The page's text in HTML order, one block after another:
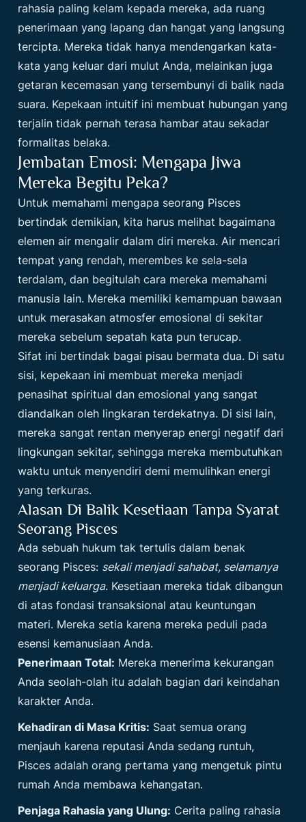
rahasia paling kelam kepada mereka, ada ruang
penerimaan yang lapang dan hangat yang langsung
tercipta. Mereka tidak hanya mendengarkan kata-
kata yang keluar dari mulut Anda, melainkan juga
getaran kecemasan yang tersembunyi di balik nada
suara. Kepekaan intuitif ini membuat hubungan yang
terjalin tidak pernah terasa hambar atau sekadar
formalitas belaka.
Jembatan Emosi: Mengapa Jiwa
Mereka Begitu Peka?
Untuk memahami mengapa seorang Pisces
bertindak demikian, kita harus melihat bagaimana
elemen air mengalir dalam diri mereka. Air mencari
tempat yang rendah, merembes ke sela-sela
terdalam, dan begitulah cara mereka memahami
manusia lain. Mereka memiliki kemampuan bawaan
untuk merasakan atmosfer emosional di sekitar
mereka sebelum sepatah kata pun terucap.
Sifat ini bertindak bagai pisau bermata dua. Di satu
sisi, kepekaan ini membuat mereka menjadi
penasihat spiritual dan emosional yang sangat
diandalkan oleh lingkaran terdekatnya. Di sisi lain,
mereka sangat rentan menyerap energi negatif dari
lingkungan sekitar, sehingga mereka membutuhkan
waktu untuk menyendiri demi memulihkan energi
yang terkuras.
Alasan Di Balik Kesetiaan Tanpa Syarat
Seorang Pisces
Ada sebuah hukum tak tertulis dalam benak
seorang Pisces: sekali menjadi sahabat, selamanya
menjadi keluarga. Kesetiaan mereka tidak dibangun
di atas fondasi transaksional atau keuntungan
materi. Mereka setia karena mereka peduli pada
esensi kemanusiaan Anda.
Penerimaan Total: Mereka menerima kekurangan
Anda seolah-olah itu adalah bagian dari keindahan
karakter Anda.
Kehadiran di Masa Kritis: Saat semua orang
menjauh karena reputasi Anda sedang runtuh,
Pisces adalah orang pertama yang mengetuk pintu
rumah Anda membawa kehangatan.
Penjaga Rahasia yang Ulung: Cerita paling rahasia